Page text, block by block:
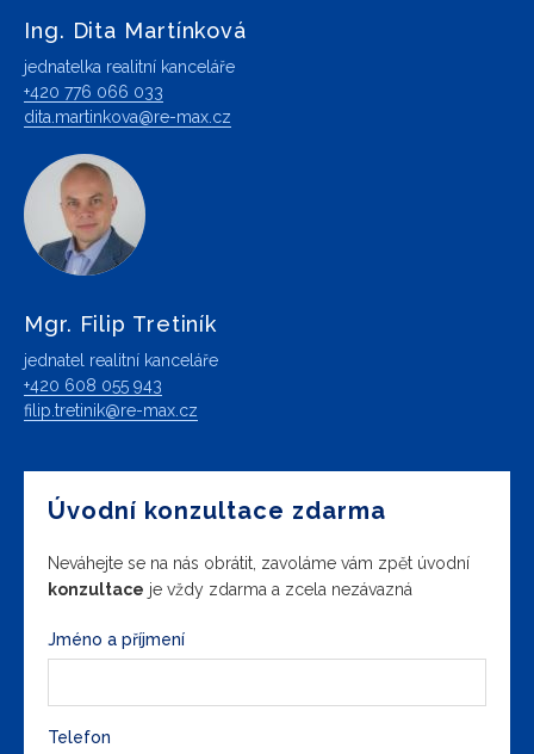
Ing. Dita Martínková
jednatelka realitní kanceláře
+420 776 066 033
dita.martinkova@re-max.cz
Mgr. Filip Tretiník
jednatel realitní kanceláře
+420 608 055 943
filip.tretinik@re-max.cz
Úvodní konzultace zdarma
Neváhejte se na nás obrátit, zavoláme vám zpět úvodní
konzultace je vždy zdarma a zcela nezávazná
Jméno a příjmení
Telefon